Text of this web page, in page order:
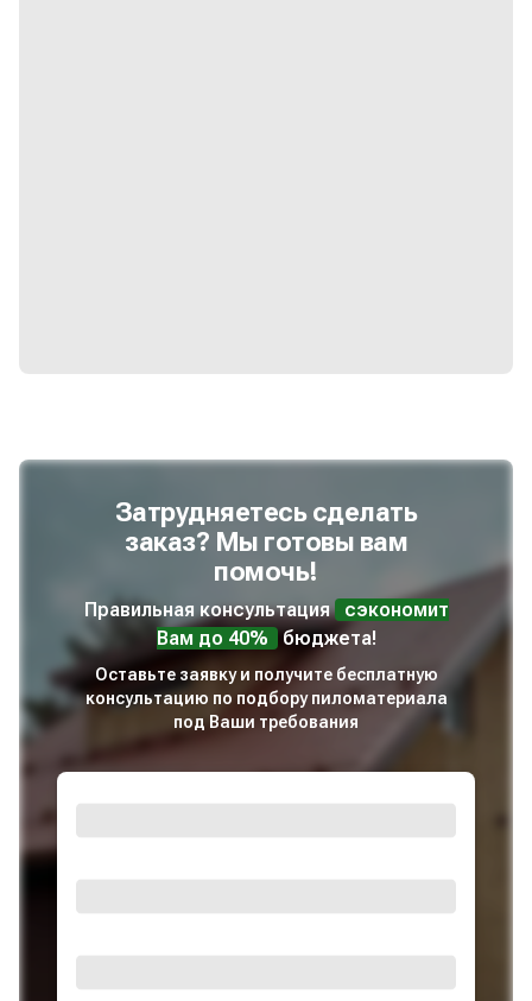
Затрудняетесь сделать
заказ? Мы готовы вам
помочь!
Правильная консультация
сэкономит
Вам до 40%
бюджета!
Оставьте заявку и получите бесплатную
консультацию по подбору пиломатериала
под Ваши требования